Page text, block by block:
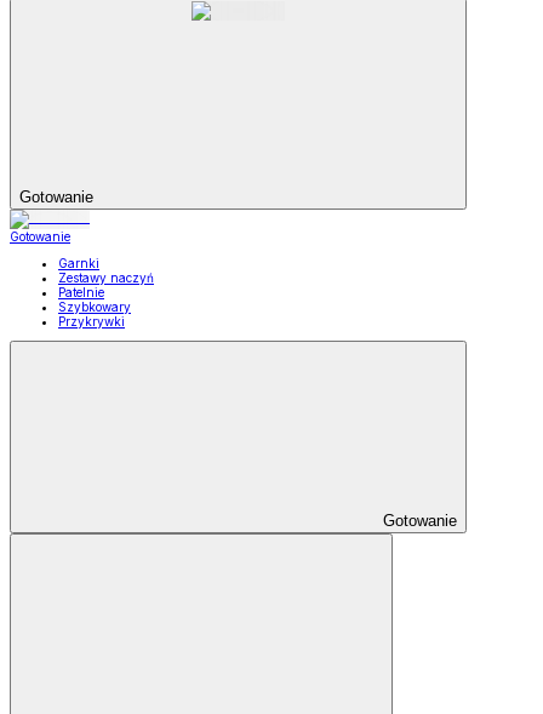
Gotowanie
Gotowanie
Garnki
Zestawy naczyń
Patelnie
Szybkowary
Przykrywki
Gotowanie